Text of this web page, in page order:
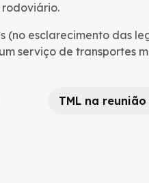
esclarecimento das
serviço de transportes